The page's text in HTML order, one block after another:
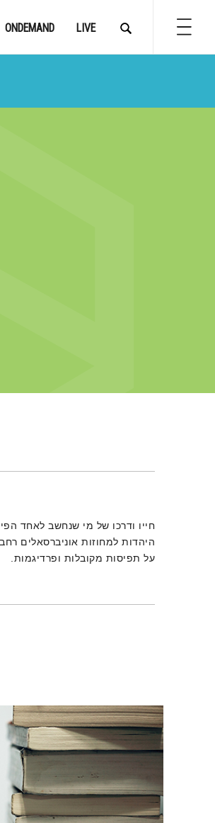
LIVE
ONDEMAND
חייו ודרכו של מי שנחשב לאחד
היהדות למחוזות אוניברסאלים
על תפיסות מקובלות ופרדיגמות.